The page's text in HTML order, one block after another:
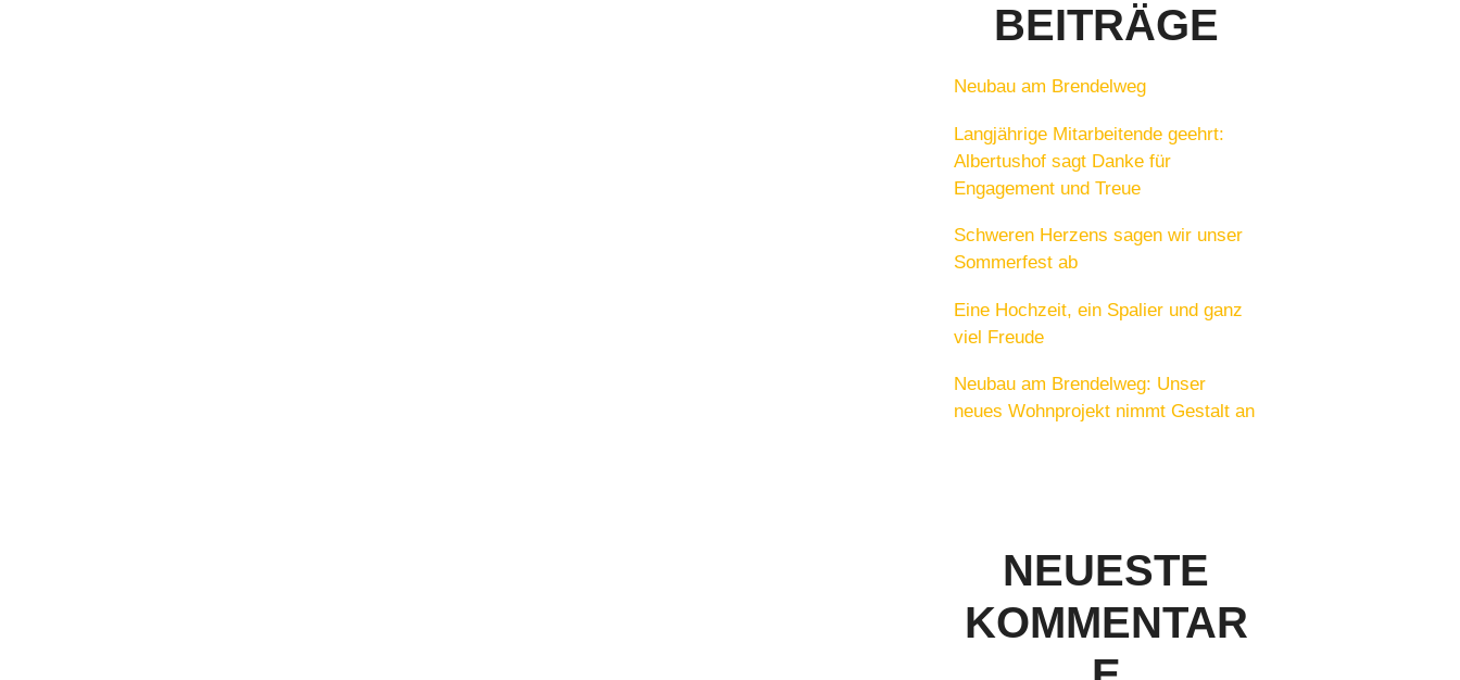
BEITRÄGE
Neubau am Brendelweg
Langjährige Mitarbeitende geehrt:
Albertushof sagt Danke für
Engagement und Treue
Schweren Herzens sagen wir unser
Sommerfest ab
Eine Hochzeit, ein Spalier und ganz
viel Freude
Neubau am Brendelweg: Unser
neues Wohnprojekt nimmt Gestalt an
NEUESTE
KOMMENTAR